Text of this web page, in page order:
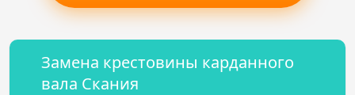
Замена крестовины карданного
вала Скания